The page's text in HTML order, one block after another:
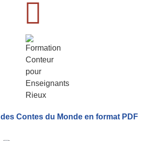
des Contes du Monde en format PDF